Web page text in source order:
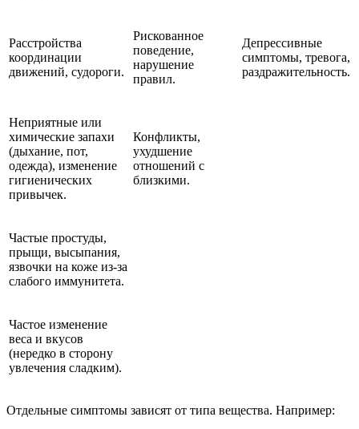
Расстройства
координации
движений, судороги.
Рискованное
поведение,
нарушение
правил.
Депрессивные
симптомы, тревога,
раздражительность.
Неприятные или
химические запахи
(дыхание, пот,
одежда), изменение
гигиенических
привычек.
Конфликты,
ухудшение
отношений с
близкими.
Частые простуды,
прыщи, высыпания,
язвочки на коже из-за
слабого иммунитета.
Частое изменение
веса и вкусов
(нередко в сторону
увлечения сладким).
Отдельные симптомы зависят от типа вещества. Например: